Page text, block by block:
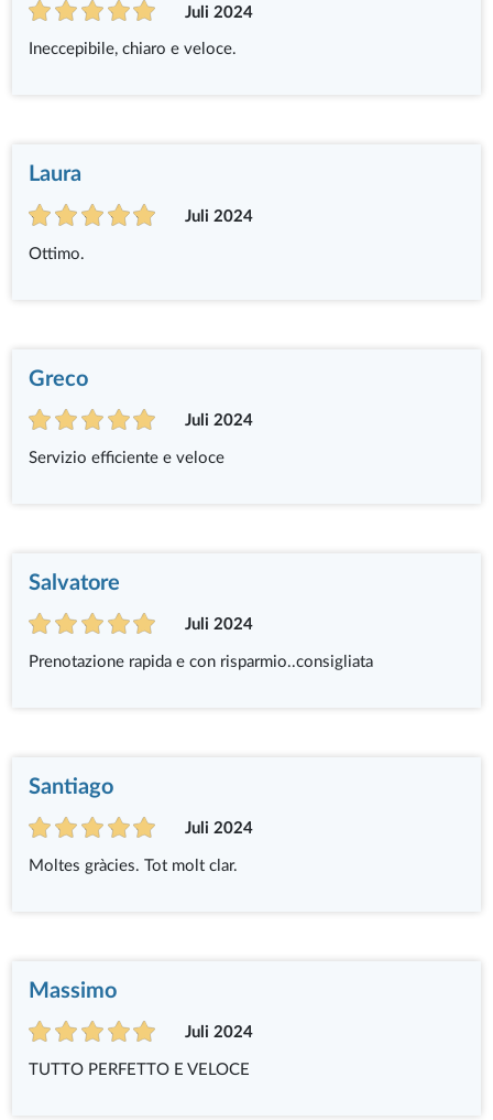
Juli 2024
Ineccepibile, chiaro e veloce.
Laura
Juli 2024
Ottimo.
Greco
Juli 2024
Servizio efficiente e veloce
Salvatore
Juli 2024
Prenotazione rapida e con risparmio..consigliata
Santiago
Juli 2024
Moltes gràcies. Tot molt clar.
Massimo
Juli 2024
TUTTO PERFETTO E VELOCE